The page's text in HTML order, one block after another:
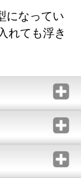
になってい
れても浮き